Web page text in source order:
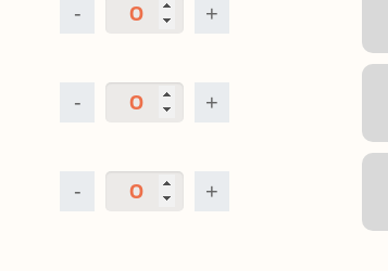
- +
- +
- +